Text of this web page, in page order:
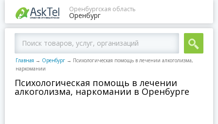
Оренбургская область
Оренбург
Главная → Оренбург → Психологическая помощь в лечении алкоголизма,
наркомании
Психологическая помощь в лечении
алкоголизма, наркомании в Оренбурге